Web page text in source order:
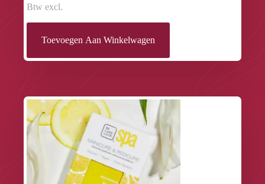
Btw excl.
Toevoegen Aan Winkelwagen